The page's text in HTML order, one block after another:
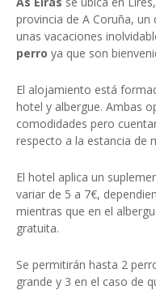
provincia de A Coruña,
unas vacaciones
perro ya que son
El alojamiento está
hotel y albergue. Ambas
comodidades pero
respecto a la estancia de
El hotel aplica un
variar de 5 a 7€,
mientras que en el
gratuita.
Se permitirán hasta 2
grande y 3 en el caso de